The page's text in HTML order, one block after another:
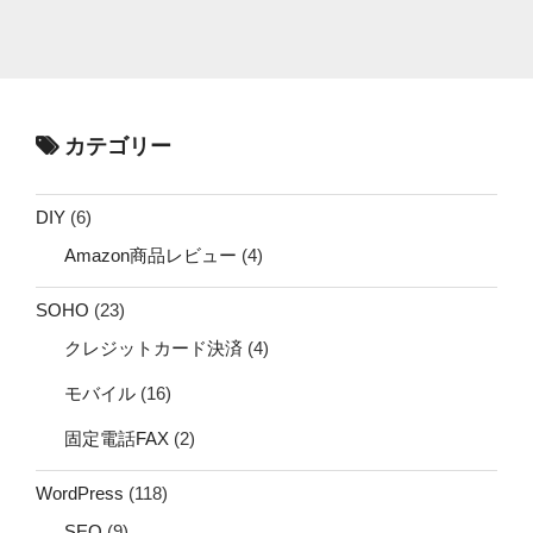
カテゴリー
DIY (6)
Amazon商品レビュー (4)
SOHO (23)
クレジットカード決済 (4)
モバイル (16)
固定電話FAX (2)
WordPress (118)